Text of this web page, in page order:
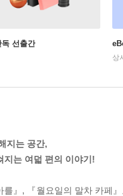
선출간
상
지는 공간,
지는 여덟 편의 이야기!
를』, 『월요일의 말차 카페